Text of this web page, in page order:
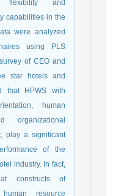
flexibility and
capabilities in the
were analyzed
using PLS
of CEO and
star hotels and
that HPWS with
human
organizational
play a significant
of the
industry. In fact,
constructs of
resource